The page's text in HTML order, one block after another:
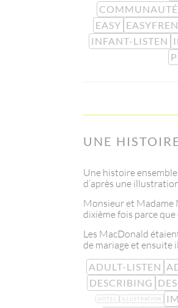
COMMUNAUTÉ
EASY
INFANT-LISTEN
UNE
Une histoire
d’après une
Monsieur et Madame
dixième fois parce
Les MacDonald
de mariage et ensuite
ADULT-LISTEN
DESCRIBING
HOTEL ILLUSTRATION